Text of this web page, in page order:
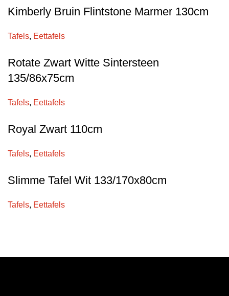
Kimberly Bruin Flintstone Marmer 130cm
Tafels, Eettafels
Rotate Zwart Witte Sintersteen
135/86x75cm
Tafels, Eettafels
Royal Zwart 110cm
Tafels, Eettafels
Slimme Tafel Wit 133/170x80cm
Tafels, Eettafels